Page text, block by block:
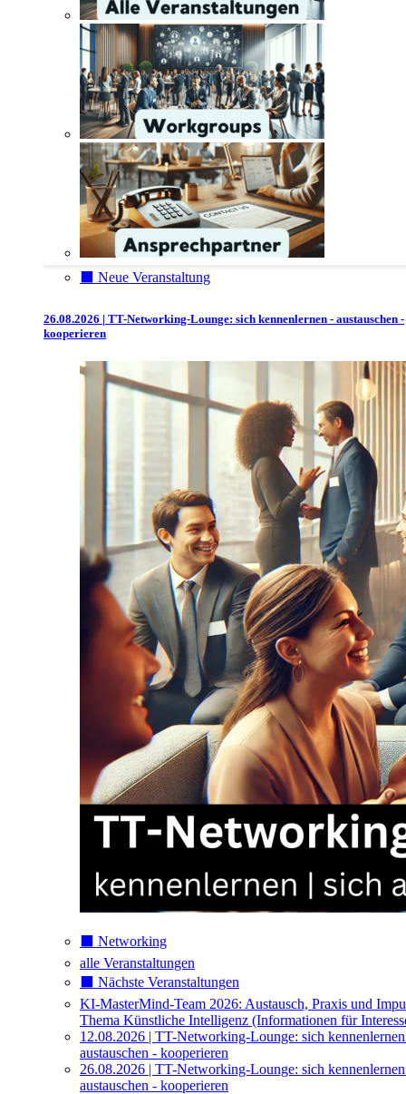
⬛️ Neue Veranstaltung
26.08.2026 | TT-Networking-Lounge: sich kennenlernen - austauschen -
kooperieren
⬛️ Networking
alle Veranstaltungen
⬛️ Nächste Veranstaltungen
KI-MasterMind-Team 2026: Austausch, Praxis und
Thema Künstliche Intelligenz (Informationen für
12.08.2026 | TT-Networking-Lounge: sich
austauschen - kooperieren
26.08.2026 | TT-Networking-Lounge: sich
austauschen - kooperieren